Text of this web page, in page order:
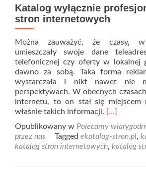
Katalog wyłącznie
stron internetowych
Można zauważyć, że czasy,
umieszczały swoje dane
telefonicznej czy oferty w lokalnej
dawno za sobą. Taka forma
wystarczała i nikt nawet nie
perspektywach. W obecnych
internetu, to on stał się miejscem
właśnie takich informacji. Read
about
Katalog
wyłącznie
[…]
Opublikowany w Polecamy
przez nas
Tagged ekatalog-stron.pl,
katalog stron internetowych, katalog